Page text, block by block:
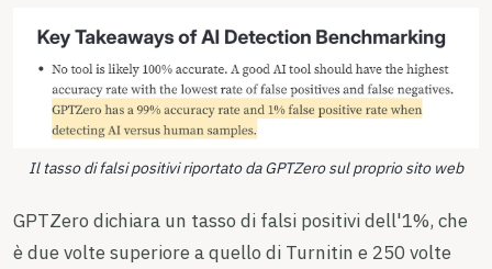
Il tasso di falsi positivi riportato da GPTZero sul proprio sito web
GPTZero dichiara un tasso di falsi positivi dell'1%, che
è due volte superiore a quello di Turnitin e 250 volte